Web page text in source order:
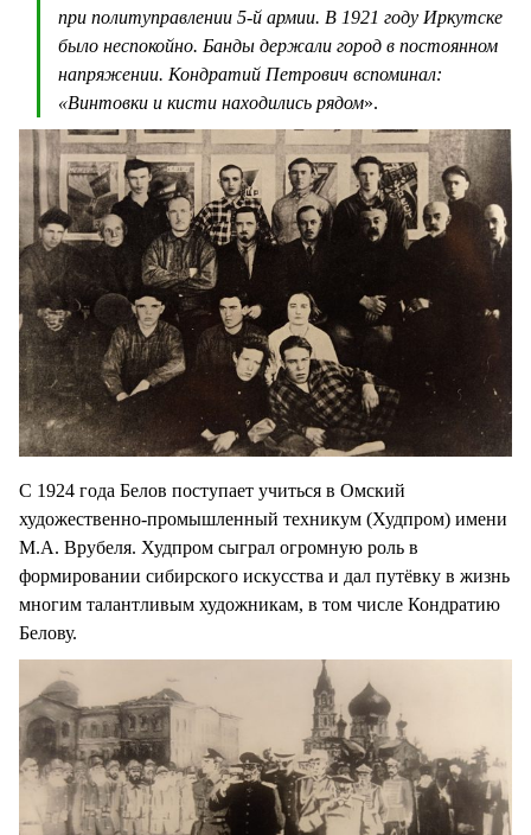
при политуправлении 5-й армии. В 1921 году Иркутске
было неспокойно. Банды держали город в постоянном
напряжении. Кондратий Петрович вспоминал:
«Винтовки и кисти находились рядом».
С 1924 года Белов поступает учиться в Омский
художественно-промышленный техникум (Худпром) имени
М.А. Врубеля. Худпром сыграл огромную роль в
формировании сибирского искусства и дал путёвку в жизнь
многим талантливым художникам, в том числе Кондратию
Белову.